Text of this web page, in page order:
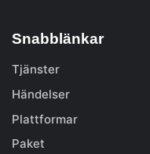
Snabblänkar
Tjänster
Händelser
Plattformar
Paket